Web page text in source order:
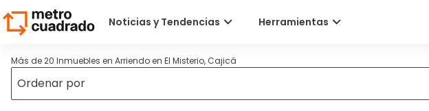
Más de 20 Inmuebles en Arriendo en El Misterio, Cajicá